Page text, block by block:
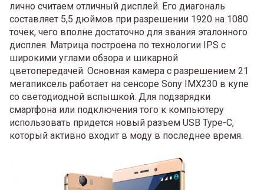
лично считаем отличный дисплей. Его диагональ
составляет 5,5 дюймов при разрешении 1920 на 1080
точек, чего вполне достаточно для звания эталонного
дисплея. Матрица построена по технологии IPS с
широкими углами обзора и шикарной
цветопередачей. Основная камера с разрешением 21
мегапиксель работает на сенсоре Sony IMX230 в купе
со светодиодной вспышкой. Для подзарядки
смартфона или подключения того к компьютеру
использовать придется новый разъем USB Type-C,
который активно входит в моду в последнее время.